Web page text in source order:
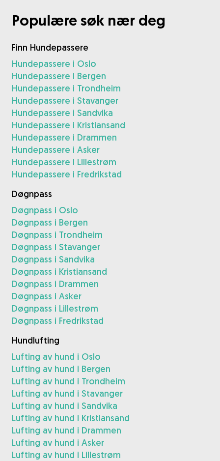
Populære søk nær deg
Finn Hundepassere
Hundepassere i Oslo
Hundepassere i Bergen
Hundepassere i Trondheim
Hundepassere i Stavanger
Hundepassere i Sandvika
Hundepassere i Kristiansand
Hundepassere i Drammen
Hundepassere i Asker
Hundepassere i Lillestrøm
Hundepassere i Fredrikstad
Døgnpass
Døgnpass i Oslo
Døgnpass i Bergen
Døgnpass i Trondheim
Døgnpass i Stavanger
Døgnpass i Sandvika
Døgnpass i Kristiansand
Døgnpass i Drammen
Døgnpass i Asker
Døgnpass i Lillestrøm
Døgnpass i Fredrikstad
Hundlufting
Lufting av hund i Oslo
Lufting av hund i Bergen
Lufting av hund i Trondheim
Lufting av hund i Stavanger
Lufting av hund i Sandvika
Lufting av hund i Kristiansand
Lufting av hund i Drammen
Lufting av hund i Asker
Lufting av hund i Lillestrøm